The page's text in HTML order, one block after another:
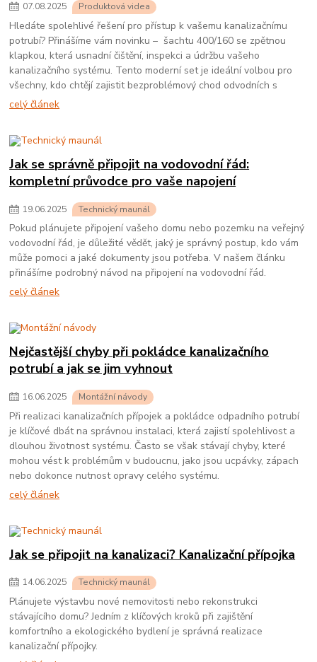
07.08.2025 Produktová videa
Hledáte spolehlivé řešení pro přístup k vašemu kanalizačnímu
potrubí? Přinášíme vám novinku – šachtu 400/160 se zpětnou
klapkou, která usnadní čištění, inspekci a údržbu vašeho
kanalizačního systému. Tento moderní set je ideální volbou pro
všechny, kdo chtějí zajistit bezproblémový chod odvodních s
celý článek
Jak se správně připojit na vodovodní řád:
kompletní průvodce pro vaše napojení
19.06.2025 Technický maunál
Pokud plánujete připojení vašeho domu nebo pozemku na veřejný
vodovodní řád, je důležité vědět, jaký je správný postup, kdo vám
může pomoci a jaké dokumenty jsou potřeba. V našem článku
přinášíme podrobný návod na připojení na vodovodní řád.
celý článek
Nejčastější chyby při pokládce kanalizačního
potrubí a jak se jim vyhnout
16.06.2025 Montážní návody
Při realizaci kanalizačních přípojek a pokládce odpadního potrubí
je klíčové dbát na správnou instalaci, která zajistí spolehlivost a
dlouhou životnost systému. Často se však stávají chyby, které
mohou vést k problémům v budoucnu, jako jsou ucpávky, zápach
nebo dokonce nutnost opravy celého systému.
celý článek
Jak se připojit na kanalizaci? Kanalizační přípojka
14.06.2025 Technický maunál
Plánujete výstavbu nové nemovitosti nebo rekonstrukci
stávajícího domu? Jedním z klíčových kroků při zajištění
komfortního a ekologického bydlení je správná realizace
kanalizační přípojky.